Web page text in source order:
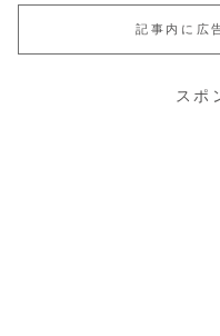
記事内に広
スポ